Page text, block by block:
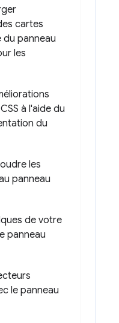
cartes
du panneau
les
à l'aide du
du
les
panneau
de votre
panneau
le panneau